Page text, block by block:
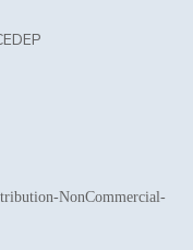
NonCommercial-